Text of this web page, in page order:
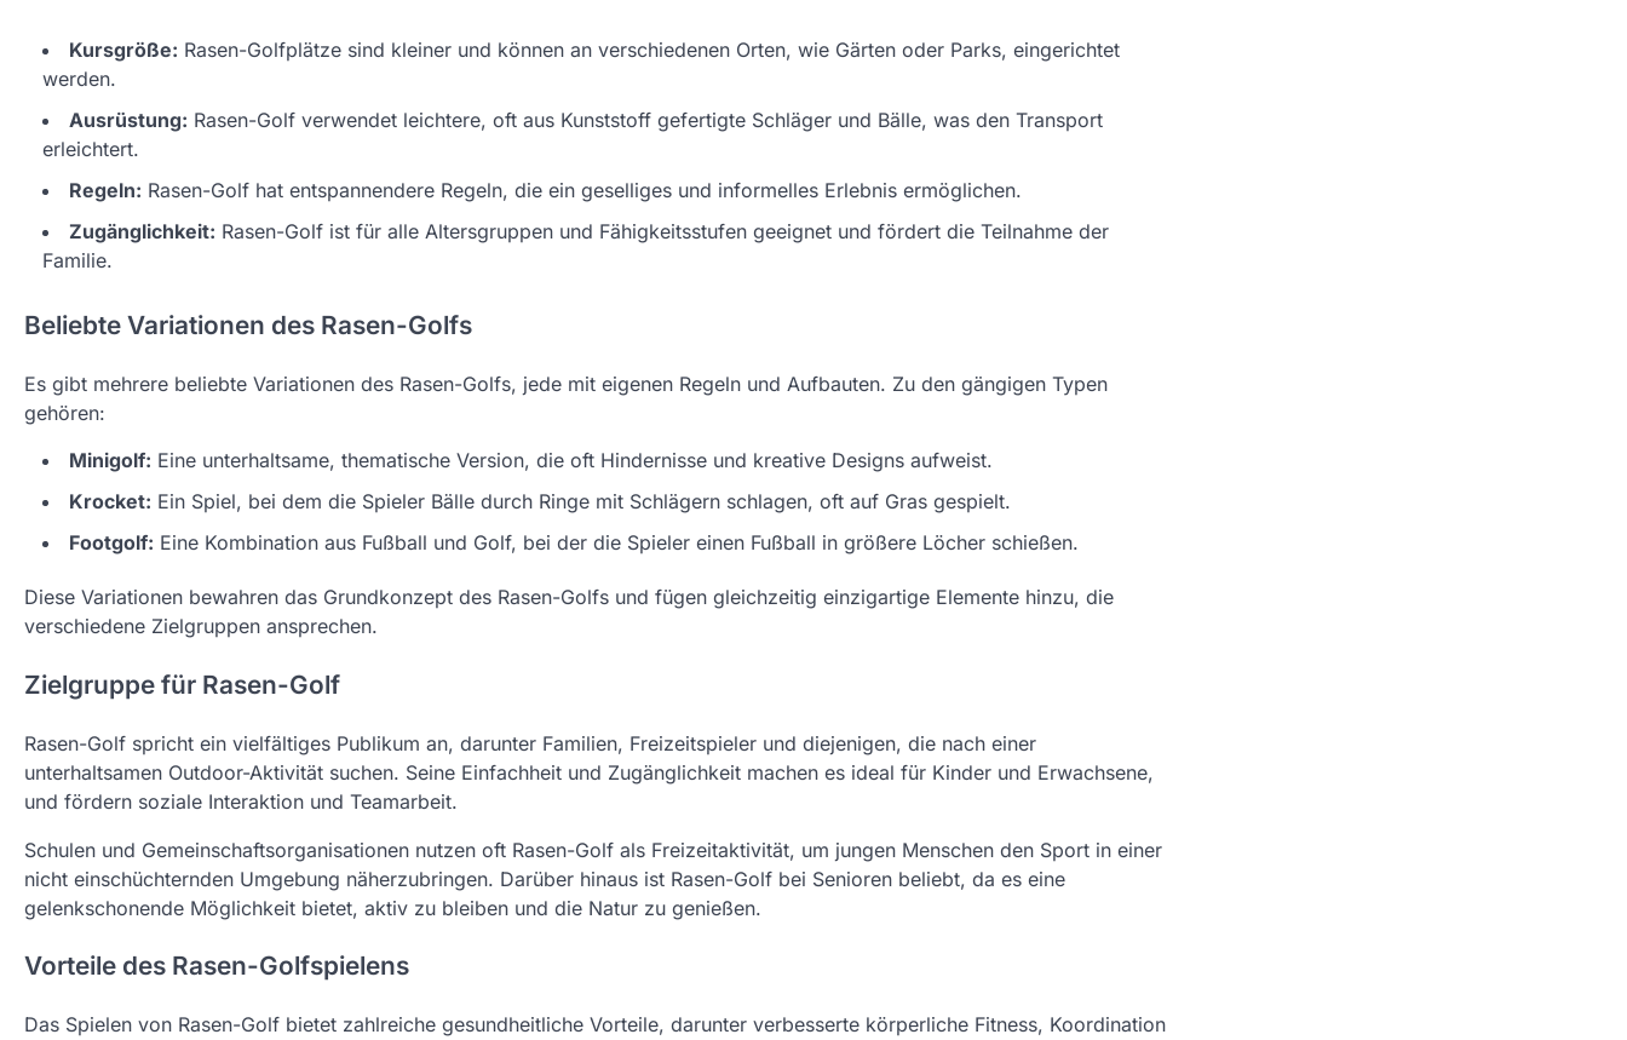
Kursgröße: Rasen-Golfplätze sind kleiner und können an verschiedenen Orten, wie Gärten oder Parks, eingerichtet
werden.
Ausrüstung: Rasen-Golf verwendet leichtere, oft aus Kunststoff gefertigte Schläger und Bälle, was den Transport
erleichtert.
Regeln: Rasen-Golf hat entspannendere Regeln, die ein geselliges und informelles Erlebnis ermöglichen.
Zugänglichkeit: Rasen-Golf ist für alle Altersgruppen und Fähigkeitsstufen geeignet und fördert die Teilnahme der
Familie.
Beliebte Variationen des Rasen-Golfs
Es gibt mehrere beliebte Variationen des Rasen-Golfs, jede mit eigenen Regeln und Aufbauten. Zu den gängigen Typen
gehören:
Minigolf: Eine unterhaltsame, thematische Version, die oft Hindernisse und kreative Designs aufweist.
Krocket: Ein Spiel, bei dem die Spieler Bälle durch Ringe mit Schlägern schlagen, oft auf Gras gespielt.
Footgolf: Eine Kombination aus Fußball und Golf, bei der die Spieler einen Fußball in größere Löcher schießen.
Diese Variationen bewahren das Grundkonzept des Rasen-Golfs und fügen gleichzeitig einzigartige Elemente hinzu, die
verschiedene Zielgruppen ansprechen.
Zielgruppe für Rasen-Golf
Rasen-Golf spricht ein vielfältiges Publikum an, darunter Familien, Freizeitspieler und diejenigen, die nach einer
unterhaltsamen Outdoor-Aktivität suchen. Seine Einfachheit und Zugänglichkeit machen es ideal für Kinder und Erwachsene,
und fördern soziale Interaktion und Teamarbeit.
Schulen und Gemeinschaftsorganisationen nutzen oft Rasen-Golf als Freizeitaktivität, um jungen Menschen den Sport in einer
nicht einschüchternden Umgebung näherzubringen. Darüber hinaus ist Rasen-Golf bei Senioren beliebt, da es eine
gelenkschonende Möglichkeit bietet, aktiv zu bleiben und die Natur zu genießen.
Vorteile des Rasen-Golfspielens
Das Spielen von Rasen-Golf bietet zahlreiche gesundheitliche Vorteile, darunter verbesserte körperliche Fitness, Koordination